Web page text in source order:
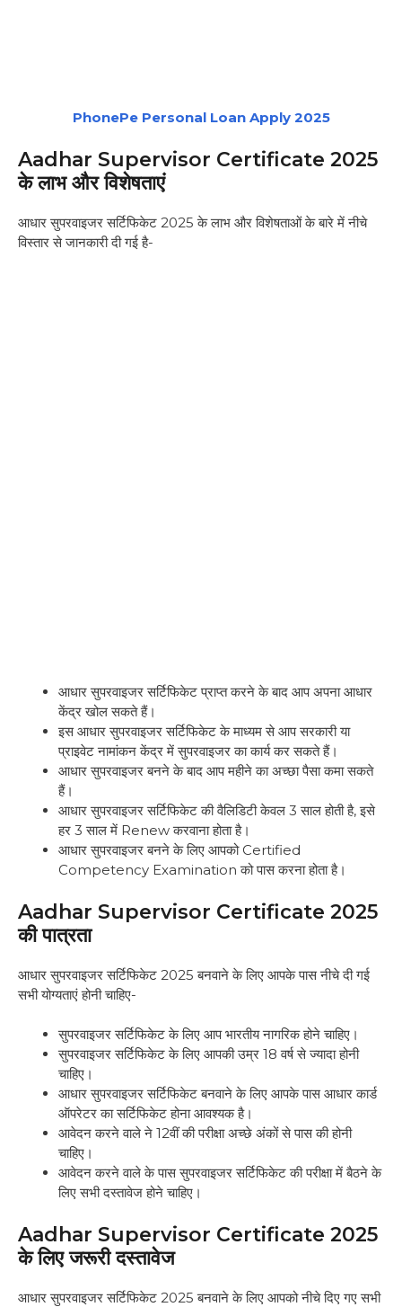
PhonePe Personal Loan Apply 2025
Aadhar Supervisor Certificate 2025
के लाभ और विशेषताएं
आधार सुपरवाइजर सर्टिफिकेट 2025 के लाभ और विशेषताओं के बारे में नीचे
विस्तार से जानकारी दी गई है-
आधार सुपरवाइजर सर्टिफिकेट प्राप्त करने के बाद आप अपना आधार
केंद्र खोल सकते हैं।
इस आधार सुपरवाइजर सर्टिफिकेट के माध्यम से आप सरकारी या
प्राइवेट नामांकन केंद्र में सुपरवाइजर का कार्य कर सकते हैं।
आधार सुपरवाइजर बनने के बाद आप महीने का अच्छा पैसा कमा सकते
हैं।
आधार सुपरवाइजर सर्टिफिकेट की वैलिडिटी केवल 3 साल होती है, इसे
हर 3 साल में Renew करवाना होता है।
आधार सुपरवाइजर बनने के लिए आपको Certified
Competency Examination को पास करना होता है।
Aadhar Supervisor Certificate 2025
की पात्रता
आधार सुपरवाइजर सर्टिफिकेट 2025 बनवाने के लिए आपके पास नीचे दी गई
सभी योग्यताएं होनी चाहिए-
सुपरवाइजर सर्टिफिकेट के लिए आप भारतीय नागरिक होने चाहिए।
सुपरवाइजर सर्टिफिकेट के लिए आपकी उम्र 18 वर्ष से ज्यादा होनी
चाहिए।
आधार सुपरवाइजर सर्टिफिकेट बनवाने के लिए आपके पास आधार कार्ड
ऑपरेटर का सर्टिफिकेट होना आवश्यक है।
आवेदन करने वाले ने 12वीं की परीक्षा अच्छे अंकों से पास की होनी
चाहिए।
आवेदन करने वाले के पास सुपरवाइजर सर्टिफिकेट की परीक्षा में बैठने के
लिए सभी दस्तावेज होने चाहिए।
Aadhar Supervisor Certificate 2025
के लिए जरूरी दस्तावेज
आधार सुपरवाइजर सर्टिफिकेट 2025 बनवाने के लिए आपको नीचे दिए गए सभी